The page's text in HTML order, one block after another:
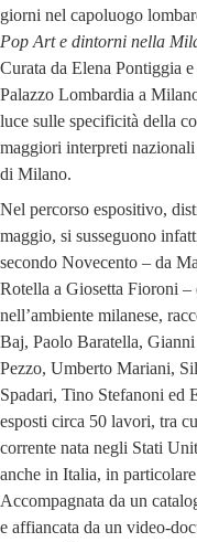
giorni nel capoluogo
Pop Art e dintorni nella
Curata da Elena Pontiggia
Palazzo Lombardia a
luce sulle specificità della
maggiori interpreti
di Milano.
Nel percorso espositivo,
maggio, si susseguono
secondo Novecento – da
Rotella a Giosetta Fioroni
nell’ambiente milanese,
Baj, Paolo Baratella,
Pezzo, Umberto Mariani,
Spadari, Tino Stefanoni ed
esposti circa 50 lavori, tra
corrente nata negli Stati
anche in Italia, in
Accompagnata da un
e affiancata da un video-